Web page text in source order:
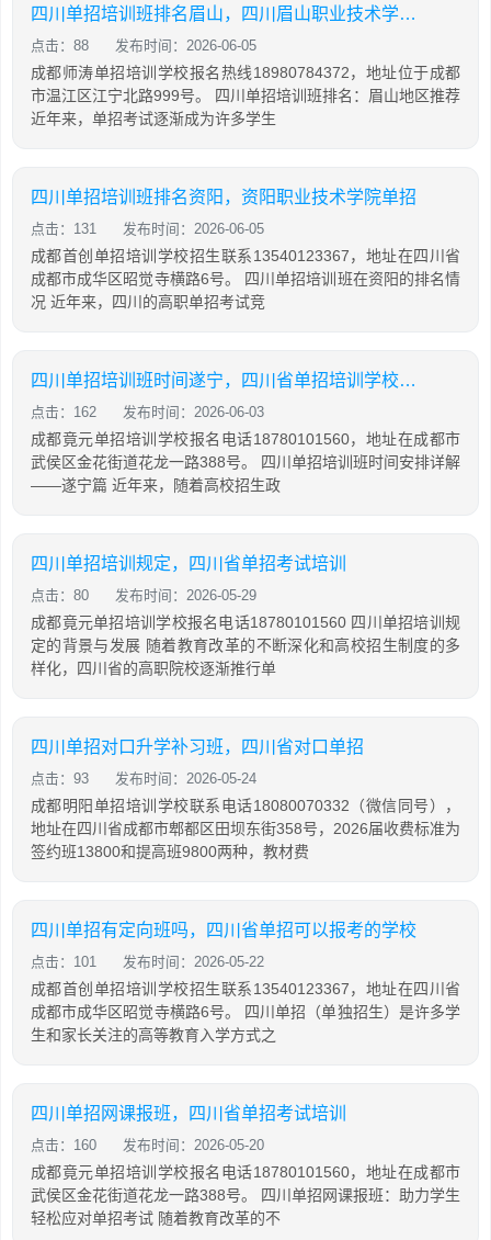
四川单招培训班排名眉山，四川眉山职业技术学院单招
点击：88 发布时间：2026-06-05
成都师涛单招培训学校报名热线18980784372，地址位于成都
市温江区江宁北路999号。 四川单招培训班排名：眉山地区推荐
近年来，单招考试逐渐成为许多学生
四川单招培训班排名资阳，资阳职业技术学院单招
点击：131 发布时间：2026-06-05
成都首创单招培训学校招生联系13540123367，地址在四川省
成都市成华区昭觉寺横路6号。 四川单招培训班在资阳的排名情
况 近年来，四川的高职单招考试竞
四川单招培训班时间遂宁，四川省单招培训学校排名
点击：162 发布时间：2026-06-03
成都竟元单招培训学校报名电话18780101560，地址在成都市
武侯区金花街道花龙一路388号。 四川单招培训班时间安排详解
——遂宁篇 近年来，随着高校招生政
四川单招培训规定，四川省单招考试培训
点击：80 发布时间：2026-05-29
成都竟元单招培训学校报名电话18780101560 四川单招培训规
定的背景与发展 随着教育改革的不断深化和高校招生制度的多
样化，四川省的高职院校逐渐推行单
四川单招对口升学补习班，四川省对口单招
点击：93 发布时间：2026-05-24
成都明阳单招培训学校联系电话18080070332（微信同号），
地址在四川省成都市郫都区田坝东街358号，2026届收费标准为
签约班13800和提高班9800两种，教材费
四川单招有定向班吗，四川省单招可以报考的学校
点击：101 发布时间：2026-05-22
成都首创单招培训学校招生联系13540123367，地址在四川省
成都市成华区昭觉寺横路6号。 四川单招（单独招生）是许多学
生和家长关注的高等教育入学方式之
四川单招网课报班，四川省单招考试培训
点击：160 发布时间：2026-05-20
成都竟元单招培训学校报名电话18780101560，地址在成都市
武侯区金花街道花龙一路388号。 四川单招网课报班：助力学生
轻松应对单招考试 随着教育改革的不